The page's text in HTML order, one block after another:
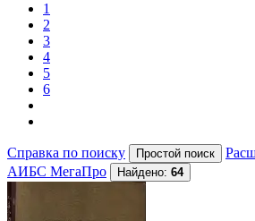
1
2
3
4
5
6
Справка по поиску
АИБС МегаПро
Найдено: 64